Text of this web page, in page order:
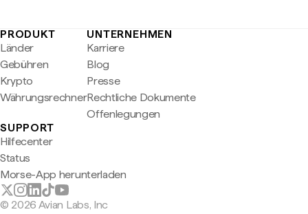
PRODUKT
Länder
Gebühren
Krypto
Währungsrechner
UNTERNEHMEN
Karriere
Blog
Presse
Rechtliche Dokumente
Offenlegungen
SUPPORT
Hilfecenter
Status
Morse-App herunterladen
© 2026 Avian Labs, Inc